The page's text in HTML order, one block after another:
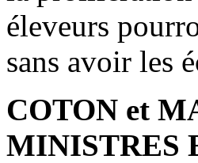
éleveurs
sans avoir les
COTON et
MINISTRES